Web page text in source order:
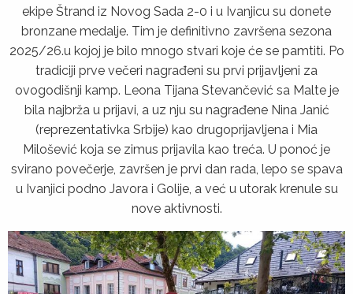
ekipe Štrand iz Novog Sada 2-0 i u Ivanjicu su donete
bronzane medalje. Tim je definitivno završena sezona
2025/26.u kojoj je bilo mnogo stvari koje će se pamtiti. Po
tradiciji prve večeri nagrađeni su prvi prijavljeni za
ovogodišnji kamp. Leona Tijana Stevančević sa Malte je
bila najbrža u prijavi, a uz nju su nagrađene Nina Janić
(reprezentativka Srbije) kao drugoprijavljena i Mia
Milošević koja se zimus prijavila kao treća. U ponoć je
svirano povečerje, završen je prvi dan rada, lepo se spava
u Ivanjici podno Javora i Golije, a već u utorak krenule su
nove aktivnosti.